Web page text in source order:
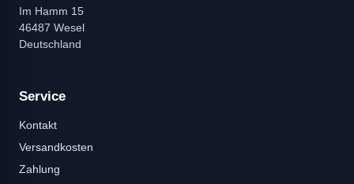
Im Hamm 15
46487 Wesel
Deutschland
Service
Kontakt
Versandkosten
Zahlung